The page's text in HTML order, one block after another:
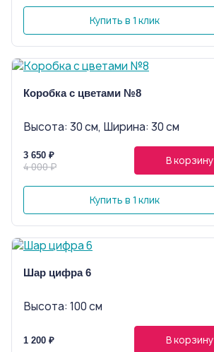
Купить в 1 клик
Коробка с цветами №8
Высота: 30 см, Ширина: 30 см
3 650 ₽
4 000 ₽ В корзину
Купить в 1 клик
Шар цифра 6
Высота: 100 см
1 200 ₽ В корзину